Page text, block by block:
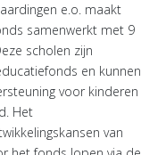
e.o. maakt
samenwerkt met 9
scholen zijn
en kunnen
voor kinderen
Het
van